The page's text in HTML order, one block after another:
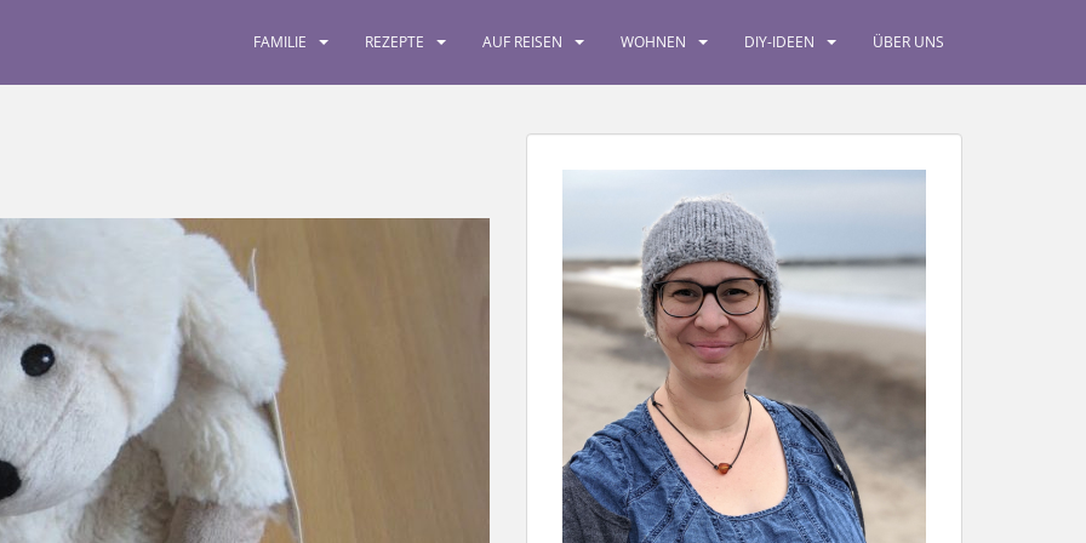
FAMILIE REZEPTE AUF REISEN WOHNEN DIY-IDEEN ÜBER UNS